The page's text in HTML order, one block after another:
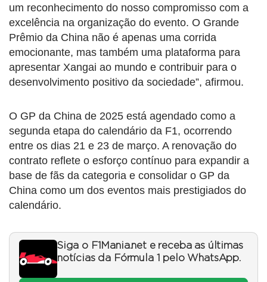
um reconhecimento do nosso compromisso com a
excelência na organização do evento. O Grande
Prêmio da China não é apenas uma corrida
emocionante, mas também uma plataforma para
apresentar Xangai ao mundo e contribuir para o
desenvolvimento positivo da sociedade”, afirmou.
O GP da China de 2025 está agendado como a
segunda etapa do calendário da F1, ocorrendo
entre os dias 21 e 23 de março. A renovação do
contrato reflete o esforço contínuo para expandir a
base de fãs da categoria e consolidar o GP da
China como um dos eventos mais prestigiados do
calendário.
Siga o F1Mania.net e receba as últimas
notícias da Fórmula 1 pelo WhatsApp.